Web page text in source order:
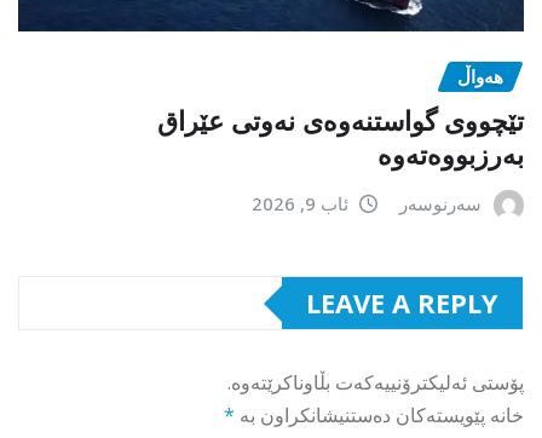
هەواڵ
تێچووی گواستنەوەی نەوتی عێراق
بەرزبووەتەوە
سەرنوسەر ئاب 9, 2026
LEAVE A REPLY
پۆستی ئەلیکترۆنییەکەت بڵاوناکرێتەوە.
خانە پێویستەکان دەستنیشانکراون بە *